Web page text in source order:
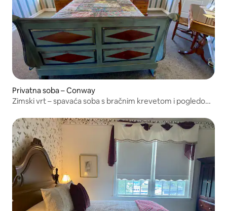
Privatna soba – Conway
Zimski vrt – spavaća soba s bračnim krevetom i pogledom